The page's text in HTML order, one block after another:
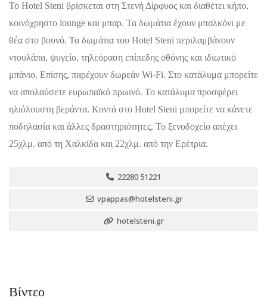
Το Hotel Steni βρίσκεται στη Στενή Δίρφυος και διαθέτει κήπο,
κοινόχρηστο lounge και μπαρ. Τα δωμάτια έχουν μπαλκόνι με
θέα στο βουνό. Τα δωμάτια του Hotel Steni περιλαμβάνουν
ντουλάπα, ψυγείο, τηλεόραση επίπεδης οθόνης και ιδιωτικό
μπάνιο. Επίσης, παρέχουν δωρεάν Wi-Fi. Στο κατάλυμα μπορείτε
να απολαύσετε ευρωπαϊκό πρωινό. Το κατάλυμα προσφέρει
ηλιόλουστη βεράντα. Κοντά στο Hotel Steni μπορείτε να κάνετε
ποδηλασία και άλλες δραστηριότητες. Το ξενοδοχείο απέχει
25χλμ. από τη Χαλκίδα και 22χλμ. από την Ερέτρια.
22280 51221
vpappas@hotelsteni.gr
hotelsteni.gr
Βίντεο